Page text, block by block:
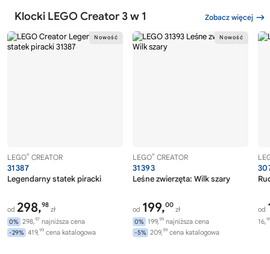
Klocki LEGO Creator 3 w 1 Zobacz więcej
LEGO® CREATOR
31387
Legendarny statek piracki
od 298,98
zł
0% 298,97 najniższa cena
-29% 419,99 cena katalogowa
LEGO® CREATOR
31393
Leśne zwierzęta: Wilk szary
od 199,00
zł
0% 199,99 najniższa cena
-5% 209,99 cena katalogowa
od
16,